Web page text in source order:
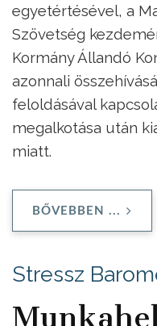
egyetértésével, a
Szövetség
Kormány Állandó
azonnali
feloldásával
megalkotása után
miatt.
BŐVEBBEN ...
Stressz